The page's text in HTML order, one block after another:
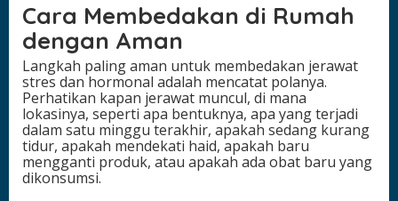
Cara Membedakan di Rumah
dengan Aman
Langkah paling aman untuk membedakan jerawat
stres dan hormonal adalah mencatat polanya.
Perhatikan kapan jerawat muncul, di mana
lokasinya, seperti apa bentuknya, apa yang terjadi
dalam satu minggu terakhir, apakah sedang kurang
tidur, apakah mendekati haid, apakah baru
mengganti produk, atau apakah ada obat baru yang
dikonsumsi.